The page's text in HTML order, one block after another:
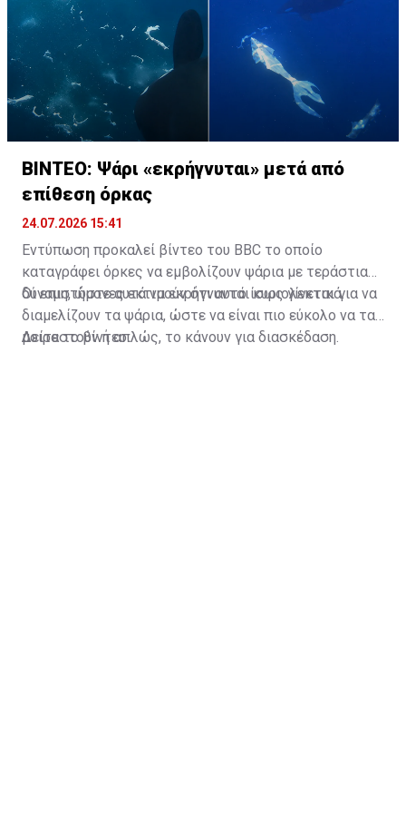
ΒΙΝΤΕΟ: Ψάρι «εκρήγνυται» μετά από
επίθεση όρκας
24.07.2026 15:41
Εντύπωση προκαλεί βίντεο του BBC το οποίο
καταγράφει όρκες να εμβολίζουν ψάρια με τεράστια
δύναμη, ώστε αυτά να εκρήγνυνται κυριολεκτικά.
Οι επιστήμονες εκτιμούν ότι αυτό ίσως γίνεται για να
διαμελίζουν τα ψάρια, ώστε να είναι πιο εύκολο να τα
μοιραστούν ή απλώς, το κάνουν για διασκέδαση.
Δείτε το βίντεο: